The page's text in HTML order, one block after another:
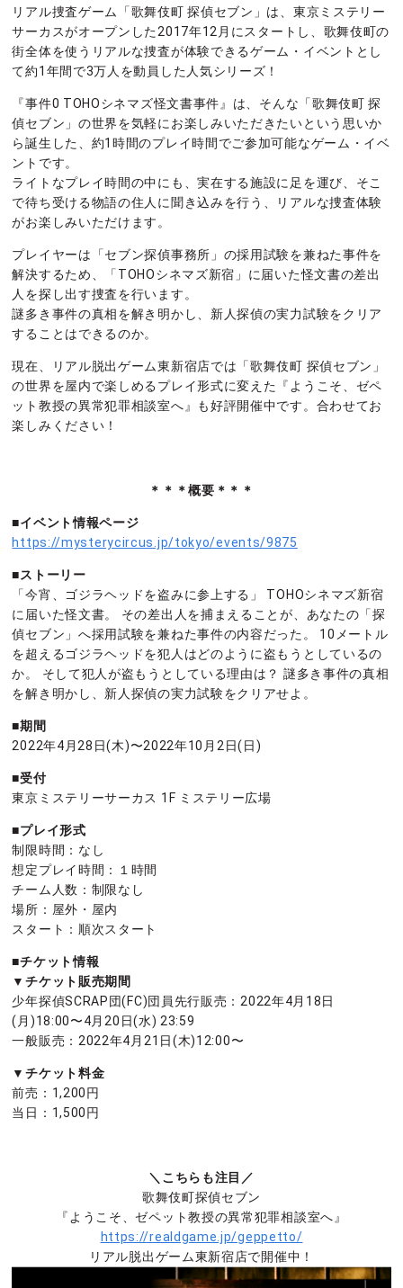
リアル捜査ゲーム「歌舞伎町 探偵セブン」は、東京ミステリー
サーカスがオープンした2017年12月にスタートし、歌舞伎町の
街全体を使うリアルな捜査が体験できるゲーム・イベントとし
て約1年間で3万人を動員した人気シリーズ！
『事件0 TOHOシネマズ怪文書事件』は、そんな「歌舞伎町 探
偵セブン」の世界を気軽にお楽しみいただきたいという思いか
ら誕生した、約1時間のプレイ時間でご参加可能なゲーム・イベ
ントです。
ライトなプレイ時間の中にも、実在する施設に足を運び、そこ
で待ち受ける物語の住人に聞き込みを行う、リアルな捜査体験
がお楽しみいただけます。
プレイヤーは「セブン探偵事務所」の採用試験を兼ねた事件を
解決するため、「TOHOシネマズ新宿」に届いた怪文書の差出
人を探し出す捜査を行います。
謎多き事件の真相を解き明かし、新人探偵の実力試験をクリア
することはできるのか。
現在、リアル脱出ゲーム東新宿店では「歌舞伎町 探偵セブン」
の世界を屋内で楽しめるプレイ形式に変えた『ようこそ、ゼペ
ット教授の異常犯罪相談室へ』も好評開催中です。合わせてお
楽しみください！
＊＊＊概要＊＊＊
■イベント情報ページ
https://mysterycircus.jp/tokyo/events/9875
■ストーリー
「今宵、ゴジラヘッドを盗みに参上する」 TOHOシネマズ新宿
に届いた怪文書。 その差出人を捕まえることが、あなたの「探
偵セブン」へ採用試験を兼ねた事件の内容だった。 10メートル
を超えるゴジラヘッドを犯人はどのように盗もうとしているの
か。 そして犯人が盗もうとしている理由は？ 謎多き事件の真相
を解き明かし、新人探偵の実力試験をクリアせよ。
■期間
2022年4月28日(木)〜2022年10月2日(日)
■受付
東京ミステリーサーカス 1F ミステリー広場
■プレイ形式
制限時間：なし
想定プレイ時間：１時間
チーム人数：制限なし
場所：屋外・屋内
スタート：順次スタート
■チケット情報
▼チケット販売期間
少年探偵SCRAP団(FC)団員先行販売：2022年4月18日
(月)18:00〜4月20日(水) 23:59
一般販売：2022年4月21日(木)12:00〜
▼チケット料金
前売：1,200円
当日：1,500円
＼こちらも注目／
歌舞伎町探偵セブン
『ようこそ、ゼペット教授の異常犯罪相談室へ』
https://realdgame.jp/geppetto/
リアル脱出ゲーム東新宿店で開催中！